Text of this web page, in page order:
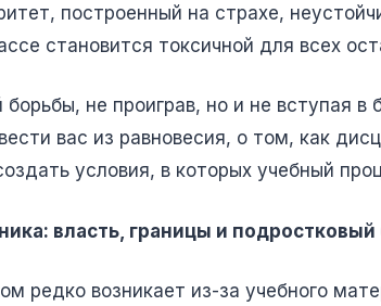
построенный на страхе,
становится токсичной для всех
не проиграв, но и не вступая
вас из равновесия, о том, как
условия, в которых учебный
власть, границы и подростковый
редко возникает из-за учебного